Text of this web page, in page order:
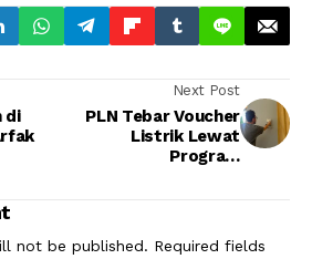
di
Next Post
PLN Tebar Voucher
Listrik Lewat
Program
not be published. Required fields